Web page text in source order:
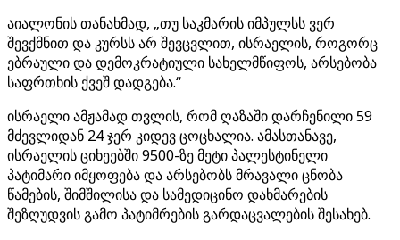
აიალონის თანახმად, „თუ საკმარის იმპულსს ვერ
შევქმნით და კურსს არ შევცვლით, ისრაელის, როგორც
ებრაული და დემოკრატიული სახელმწიფოს, არსებობა
საფრთხის ქვეშ დადგება.“
ისრაელი ამჟამად თვლის, რომ ღაზაში დარჩენილი 59
მძევლიდან 24 ჯერ კიდევ ცოცხალია. ამასთანავე,
ისრაელის ციხეებში 9500-ზე მეტი პალესტინელი
პატიმარი იმყოფება და არსებობს მრავალი ცნობა
წამების, შიმშილისა და სამედიცინო დახმარების
შეზღუდვის გამო პატიმრების გარდაცვალების შესახებ.